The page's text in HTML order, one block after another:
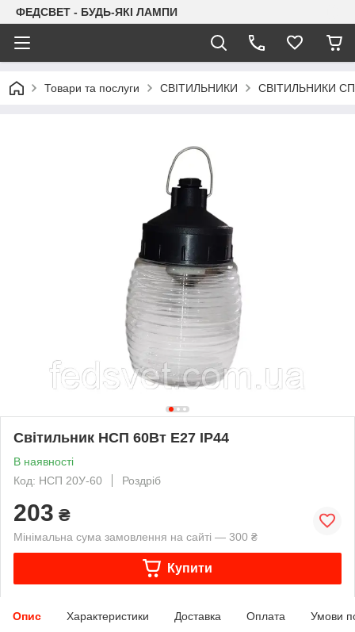
ФЕДСВЕТ - БУДЬ-ЯКІ ЛАМПИ
Товари та послуги СВІТИЛЬНИКИ СВІТИЛЬНИКИ
Світильник НСП 60Вт Е27 IP44
В наявності
Код: НСП 20У-60
Роздріб
203 ₴
Мінімальна сума замовлення на сайті — 300 ₴
Купити
Опис Характеристики Доставка Оплата Умови